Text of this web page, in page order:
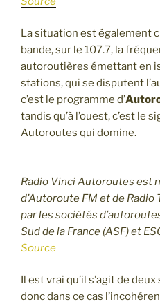
La situation est également
bande, sur le 107.7, la
autoroutières émettant en
stations, qui se disputent
c’est le programme d’
tandis qu’à l’ouest, c’est le
Autoroutes qui domine.
Radio Vinci Autoroutes est
d’Autoroute FM et de
par les sociétés
Sud de la France (ASF) et
Source
Il est vrai qu’il s’agit de
donc dans ce cas